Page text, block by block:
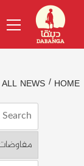
content
Menu
HOME
ALL NEWS